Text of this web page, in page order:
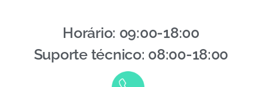
Horário: 09:00-18:00
Suporte técnico: 08:00-18:00